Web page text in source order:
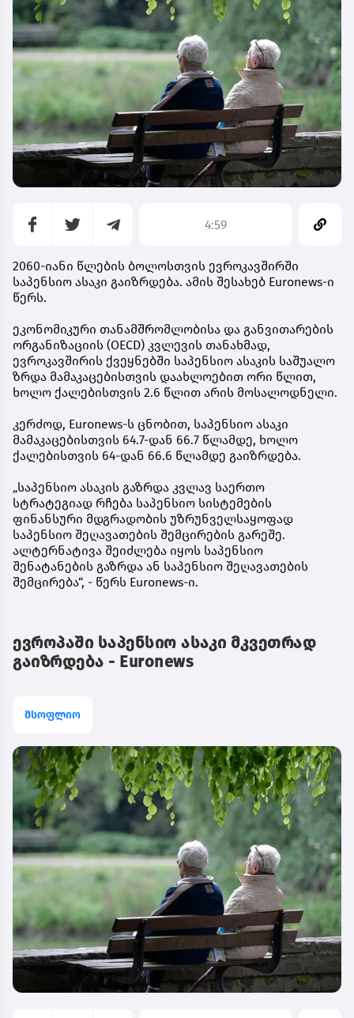
4:59
2060-იანი წლების ბოლოსთვის ევროკავშირში
საპენსიო ასაკი გაიზრდება. ამის შესახებ Euronews-ი
წერს.
ეკონომიკური თანამშრომლობისა და განვითარების
ორგანიზაციის (OECD) კვლევის თანახმად,
ევროკავშირის ქვეყნებში საპენსიო ასაკის საშუალო
ზრდა მამაკაცებისთვის დაახლოებით ორი წლით,
ხოლო ქალებისთვის 2.6 წლით არის მოსალოდნელი.
კერძოდ, Euronews-ს ცნობით, საპენსიო ასაკი
მამაკაცებისთვის 64.7-დან 66.7 წლამდე, ხოლო
ქალებისთვის 64-დან 66.6 წლამდე გაიზრდება.
„საპენსიო ასაკის გაზრდა კვლავ საერთო
სტრატეგიად რჩება საპენსიო სისტემების
ფინანსური მდგრადობის უზრუნველსაყოფად
საპენსიო შეღავათების შემცირების გარეშე.
ალტერნატივა შეიძლება იყოს საპენსიო
შენატანების გაზრდა ან საპენსიო შეღავათების
შემცირება“, - წერს Euronews-ი.
ევროპაში საპენსიო ასაკი მკვეთრად
გაიზრდება - Euronews
მსოფლიო